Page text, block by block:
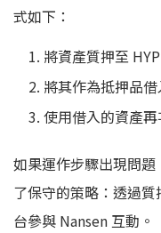
式如下：
將資產質押至
將其作為抵押品
使用借入的資產
如果運作步驟出現問
了保守的策略：透過
台參與 Nansen 互動。